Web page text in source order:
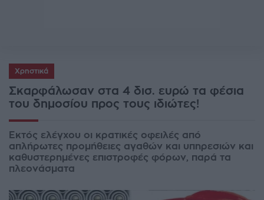
Χρηστικά
Σκαρφάλωσαν στα 4 δισ. ευρώ τα φέσια
του δημοσίου προς τους ιδιώτες!
Εκτός ελέγχου οι κρατικές οφειλές από
απλήρωτες προμήθειες αγαθών και υπηρεσιών και
καθυστερημένες επιστροφές φόρων, παρά τα
πλεονάσματα